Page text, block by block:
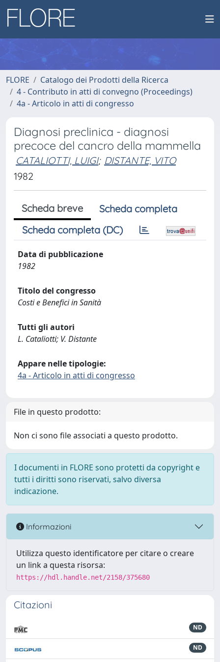
FLORE
Catalogo dei Prodotti della Ricerca
4 - Contributo in atti di convegno (Proceedings)
4a - Articolo in atti di congresso
Diagnosi preclinica - diagnosi
precoce del cancro della mammella
CATALIOTTI, LUIGI; DISTANTE, VITO
1982
Scheda breve
Scheda completa
Scheda completa (DC)
Data di pubblicazione
1982
Titolo del congresso
Costi e Benefici in Sanità
Tutti gli autori
L. Cataliotti; V. Distante
Appare nelle tipologie:
4a - Articolo in atti di congresso
File in questo prodotto:
Non ci sono file associati a questo prodotto.
I documenti in FLORE sono protetti da copyright e
tutti i diritti sono riservati, salvo diversa
indicazione.
Informazioni
Utilizza questo identificatore per citare o creare
un link a questa risorsa:
https://hdl.handle.net/2158/375680
Citazioni
ND
ND